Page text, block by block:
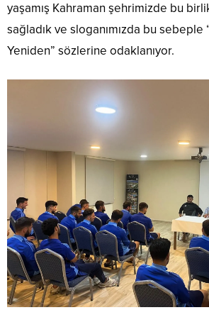
yaşamış Kahraman şehrimizde bu
sağladık ve sloganımızda bu sebeple
Yeniden” sözlerine odaklanıyor.